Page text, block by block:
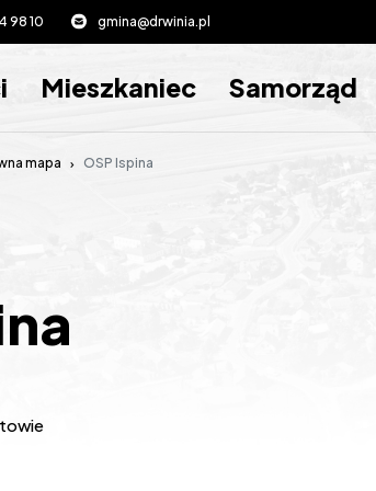
98 10 gmina@drwinia.pl
Mieszkaniec Samorząd
mapa OSP Ispina